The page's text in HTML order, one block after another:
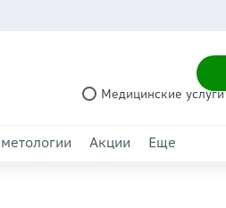
Медицинские услуги
Акции Еще